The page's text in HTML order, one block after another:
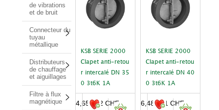
de vibrations
et de bruit
Connecteur du
tuyau
métallique
Distributeurs
de chauffage
et aiguillages
Filtre à flux
magnétique
KSB SERIE 2000
Clapet anti-retou
r intercalé DN 35
0 3t6K 1A
4,652.52CHF
KSB SERIE 2000
Clapet anti-retou
r intercalé DN 40
0 3t6K 1A
6,486.41CHF